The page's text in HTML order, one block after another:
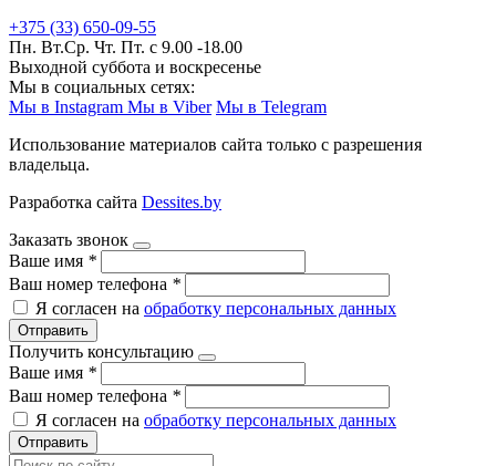
+375 (33) 650-09-55
Пн. Вт.Ср. Чт. Пт. с 9.00 -18.00
Выходной суббота и воскресенье
Мы в социальных сетях:
Мы в Instagram Мы в Viber Мы в Telegram
Использование материалов сайта только с разрешения
владельца.
Разработка сайта Dessites.by
Заказать звонок
Ваше имя *
Ваш номер телефона *
Я согласен на обработку персональных данных
Отправить
Получить консультацию
Ваше имя *
Ваш номер телефона *
Я согласен на обработку персональных данных
Отправить